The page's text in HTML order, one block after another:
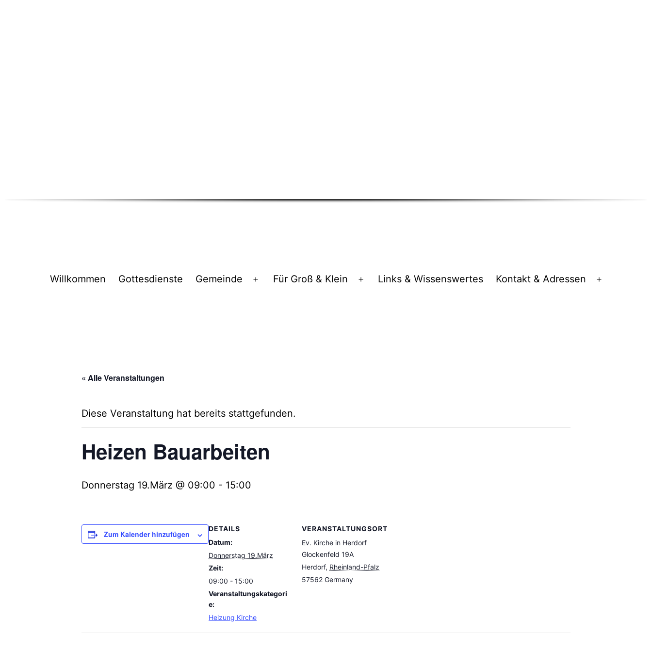
Willkommen Gottesdienste Gemeinde
Menü
Für Groß & Klein
Menü
Links & Wissenswertes Kontakt & Adressen
« Alle Veranstaltungen
Diese Veranstaltung hat bereits stattgefunden.
Heizen Bauarbeiten
Donnerstag 19.März @ 09:00 - 15:00
Zum Kalender hinzufügen
DETAILS
Datum:
Donnerstag 19.März
Zeit:
09:00 - 15:00
Veranstaltungskategori
e:
Heizung Kirche
VERANSTALTUNGSORT
Ev. Kirche in Herdorf
Glockenfeld 19A
Herdorf, Rheinland-Pfalz
57562 Germany